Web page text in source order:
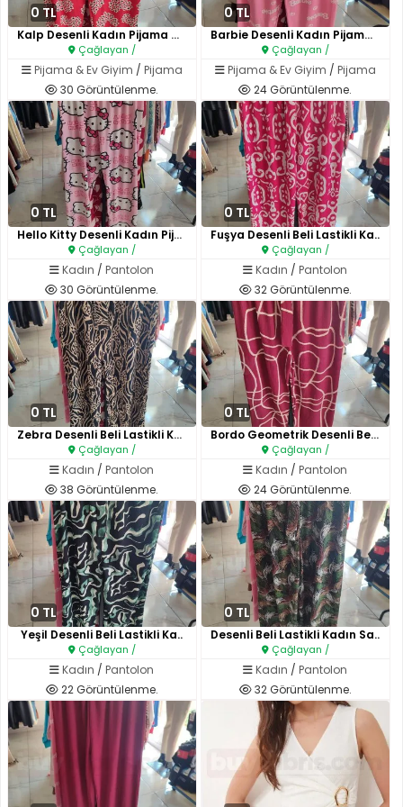
0 TL
Kalp Desenli Kadın Pijama Altı..
Çağlayan /
Pijama & Ev Giyim / Pijama
30 Görüntülenme.
0 TL
Barbie Desenli Kadın Pijama Al..
Çağlayan /
Pijama & Ev Giyim / Pijama
24 Görüntülenme.
0 TL
Hello Kitty Desenli Kadın Pija..
Çağlayan /
Kadın /Pantolon
30 Görüntülenme.
0 TL
Fuşya Desenli Beli Lastikli Ka..
Çağlayan /
Kadın /Pantolon
32 Görüntülenme.
0 TL
Zebra Desenli Beli Lastikli Ka..
Çağlayan /
Kadın /Pantolon
38 Görüntülenme.
0 TL
Bordo Geometrik Desenli Beli L..
Çağlayan /
Kadın /Pantolon
24 Görüntülenme.
0 TL
Yeşil Desenli Beli Lastikli Ka..
Çağlayan /
Kadın /Pantolon
22 Görüntülenme.
0 TL
Desenli Beli Lastikli Kadın Sa..
Çağlayan /
Kadın /Pantolon
32 Görüntülenme.